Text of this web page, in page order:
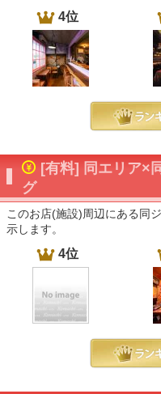
4位
[有料] 同エリア×
グ
このお店(施設)周辺にある同
示します。
4位